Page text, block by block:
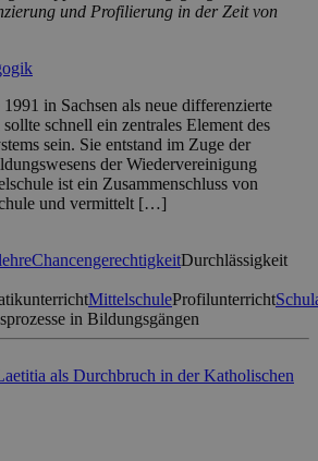
und Profilierung in der Zeit von
in Sachsen als neue differenzierte
schnell ein zentrales Element des
sein. Sie entstand im Zuge der
der Wiedervereinigung
ist ein Zusammenschluss von
und vermittelt […]
ChancengerechtigkeitDurchlässigkeit
MittelschuleProfilunterricht
in Bildungsgängen